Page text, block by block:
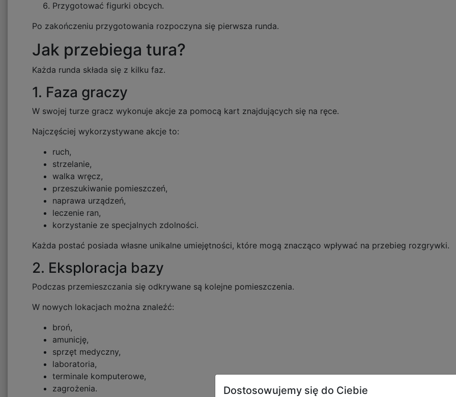
Przygotować figurki obcych.
Po zakończeniu przygotowania rozpoczyna się pierwsza runda.
Jak przebiega tura?
Każda runda składa się z kilku faz.
1. Faza graczy
W swojej turze gracz wykonuje akcje za pomocą kart znajdujących się na ręce.
Najczęściej wykorzystywane akcje to:
ruch,
strzelanie,
walka wręcz,
przeszukiwanie pomieszczeń,
naprawa urządzeń,
leczenie ran,
korzystanie ze specjalnych zdolności.
Każda postać posiada własne unikalne umiejętności, które mogą znacząco wpływać na przebieg rozgrywki.
2. Eksploracja bazy
Podczas przemieszczania się odkrywane są kolejne pomieszczenia.
W nowych lokacjach można znaleźć:
broń,
amunicję,
sprzęt medyczny,
laboratoria,
terminale komputerowe,
zagrożenia.
Dostosowujemy się do Ciebie